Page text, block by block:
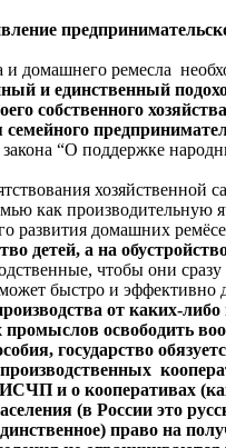
и домашнего ремесла
и единственный
собственного
“О поддержке
как
развития домашних
детей, а на
чтобы они
быстро и эффективно
от каких-
освободить
государство
и о кооперативах
(в России это
право на